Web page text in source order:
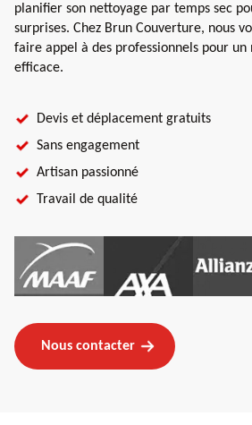
planifier son nettoyage par temps sec
surprises. Chez Brun Couverture, nous
faire appel à des professionnels pour un
efficace.
Devis et déplacement gratuits
Sans engagement
Artisan passionné
Travail de qualité
Nous contacter